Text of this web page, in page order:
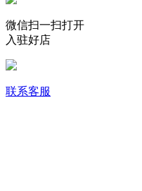
微信扫一扫打开
入驻好店
联系客服